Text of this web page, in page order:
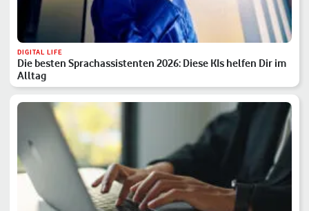
DIGITAL LIFE
Die besten Sprachassistenten 2026: Diese KIs helfen Dir im
Alltag